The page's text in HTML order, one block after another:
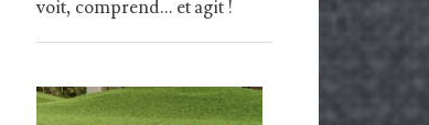
voit, comprend… et agit !